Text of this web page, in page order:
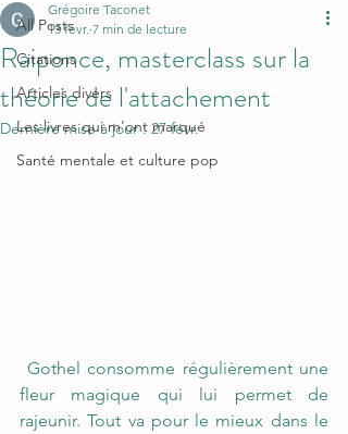
All Posts
Citations
Articles divers
Les livres qui m'ont marqué
Santé mentale et culture pop
Raiponce, masterclass sur la
théorie de l'attachement
Grégoire Taconet
13 févr. 7 min de lecture
Dernière mise à jour :27 févr.
fleur magique qui lui permet de
rajeunir. Tout va pour le mieux dans le